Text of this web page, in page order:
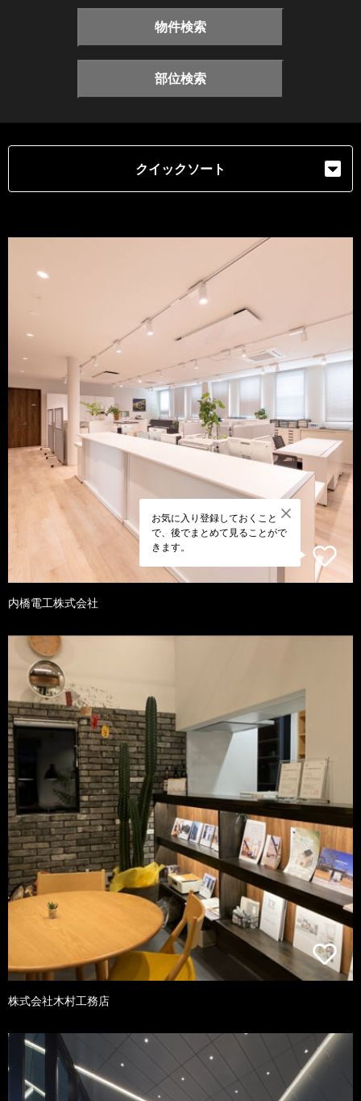
物件検索
部位検索
クイックソート
お気に入り登録しておくこと
で、後でまとめて見ることがで
きます。
内橋電工株式会社
株式会社木村工務店